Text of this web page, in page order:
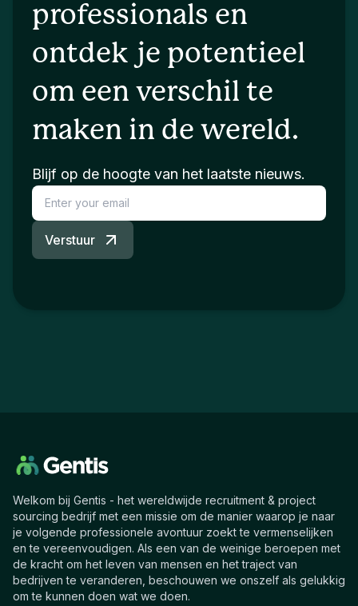
professionals en
ontdek je potentieel
om een verschil te
maken in de wereld.
Blijf op de hoogte van het laatste nieuws.
Verstuur
Welkom bij Gentis - het wereldwijde recruitment & project
sourcing bedrijf met een missie om de manier waarop je naar
je volgende professionele avontuur zoekt te vermenselijken
en te vereenvoudigen. Als een van de weinige beroepen met
de kracht om het leven van mensen en het traject van
bedrijven te veranderen, beschouwen we onszelf als gelukkig
om te kunnen doen wat we doen.